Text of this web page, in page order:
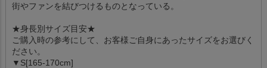
街やファンを結びつけるものとなっている。
★身長別サイズ目安★
ご購入時の参考にして、お客様ご自身にあったサイズをお選びく
ださい。
▼S[165-170cm]